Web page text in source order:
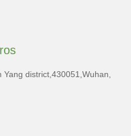
district,430051,Wuhan,